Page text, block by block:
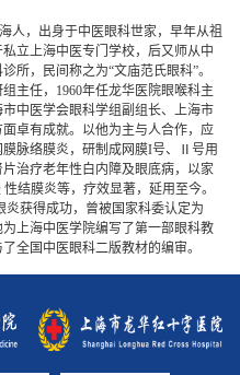
人，出身于中医眼科世家，早年从祖
立上海中医专门学校，后又师从中
所，民间称之为“文庙范氏眼科”。
主任，1960年任龙华医院眼喉科主
中医学会眼科学组副组长、上海市
卓有成就。以他为主与人合作，应
脉络膜炎，研制成网膜I号、Ⅱ号用
治疗老年性白内障及眼底病，以家
结膜炎等，疗效显著，延用至今。
获得成功，曾被国家科委认定为
上海中医学院编写了第一部眼科教
全国中医眼科二版教材的编审。